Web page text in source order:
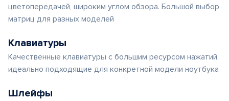
цветопередачей, широким углом обзора. Большой выбор
матриц для разных моделей
Клавиатуры
Качественные клавиатуры с большим ресурсом нажатий,
идеально подходящие для конкретной модели ноутбука
Шлейфы